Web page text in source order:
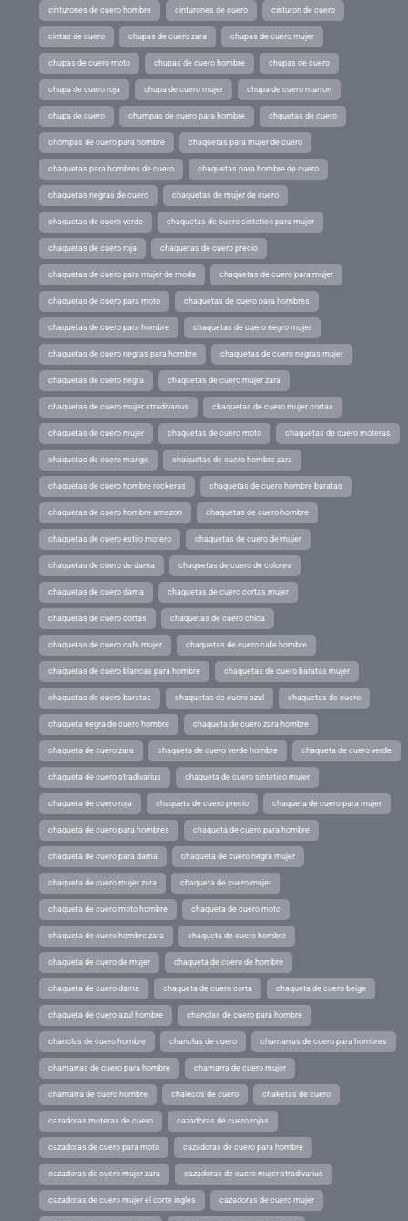
cinturones de cuero hombre cinturones de cuero cinturon de cuero
cintas de cuero chupas de cuero zara chupas de cuero mujer
chupas de cuero moto chupas de cuero hombre chupas de cuero
chupa de cuero roja chupa de cuero mujer chupa de cuero marron
chupa de cuero chumpas de cuero para hombre chquetas de cuero
chompas de cuero para hombre chaquetas para mujer de cuero
chaquetas para hombres de cuero chaquetas para hombre de cuero
chaquetas negras de cuero chaquetas de mujer de cuero
chaquetas de cuero verde chaquetas de cuero sintetico para mujer
chaquetas de cuero roja chaquetas de cuero precio
chaquetas de cuero para mujer de moda chaquetas de cuero para mujer
chaquetas de cuero para moto chaquetas de cuero para hombres
chaquetas de cuero para hombre chaquetas de cuero negro mujer
chaquetas de cuero negras para hombre chaquetas de cuero negras mujer
chaquetas de cuero negra chaquetas de cuero mujer zara
chaquetas de cuero mujer stradivarius chaquetas de cuero mujer cortas
chaquetas de cuero mujer chaquetas de cuero moto chaquetas de cuero moteras
chaquetas de cuero mango chaquetas de cuero hombre zara
chaquetas de cuero hombre rockeras chaquetas de cuero hombre baratas
chaquetas de cuero hombre amazon chaquetas de cuero hombre
chaquetas de cuero estilo motero chaquetas de cuero de mujer
chaquetas de cuero de dama chaquetas de cuero de colores
chaquetas de cuero dama chaquetas de cuero cortas mujer
chaquetas de cuero cortas chaquetas de cuero chica
chaquetas de cuero cafe mujer chaquetas de cuero cafe hombre
chaquetas de cuero blancas para hombre chaquetas de cuero baratas mujer
chaquetas de cuero baratas chaquetas de cuero azul chaquetas de cuero
chaqueta negra de cuero hombre chaqueta de cuero zara hombre
chaqueta de cuero zara chaqueta de cuero verde hombre chaqueta de cuero verde
chaqueta de cuero stradivarius chaqueta de cuero sintetico mujer
chaqueta de cuero roja chaqueta de cuero precio chaqueta de cuero para mujer
chaqueta de cuero para hombres chaqueta de cuero para hombre
chaqueta de cuero para dama chaqueta de cuero negra mujer
chaqueta de cuero mujer zara chaqueta de cuero mujer
chaqueta de cuero moto hombre chaqueta de cuero moto
chaqueta de cuero hombre zara chaqueta de cuero hombre
chaqueta de cuero de mujer chaqueta de cuero de hombre
chaqueta de cuero dama chaqueta de cuero corta chaqueta de cuero beige
chaqueta de cuero azul hombre chanclas de cuero para hombre
chanclas de cuero hombre chanclas de cuero chamarras de cuero para hombres
chamarras de cuero para hombre chamarra de cuero mujer
chamarra de cuero hombre chalecos de cuero chaketas de cuero
cazadoras moteras de cuero cazadoras de cuero rojas
cazadoras de cuero para moto cazadoras de cuero para hombre
cazadoras de cuero mujer zara cazadoras de cuero mujer stradivarius
cazadoras de cuero mujer el corte ingles cazadoras de cuero mujer